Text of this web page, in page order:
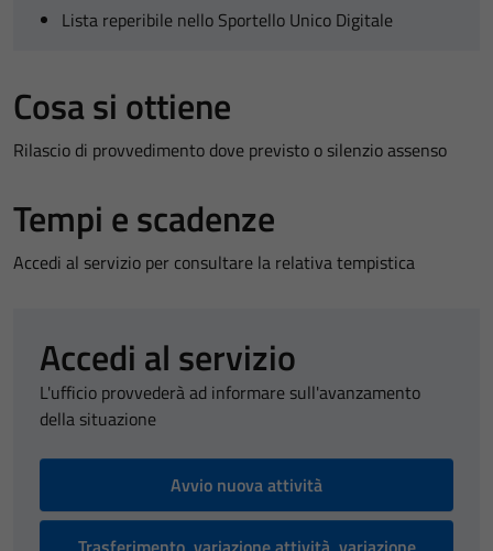
Lista reperibile nello Sportello Unico Digitale
Cosa si ottiene
Rilascio di provvedimento dove previsto o silenzio assenso
Tempi e scadenze
Accedi al servizio per consultare la relativa tempistica
Accedi al servizio
L'ufficio provvederà ad informare sull'avanzamento
della situazione
Avvio nuova attività